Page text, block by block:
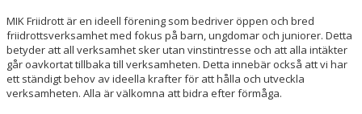
MIK Friidrott är en ideell förening som bedriver öppen och bred
friidrottsverksamhet med fokus på barn, ungdomar och juniorer. Detta
betyder att all verksamhet sker utan vinstintresse och att alla intäkter
går oavkortat tillbaka till verksamheten. Detta innebär också att vi har
ett ständigt behov av ideella krafter för att hålla och utveckla
verksamheten. Alla är välkomna att bidra efter förmåga.